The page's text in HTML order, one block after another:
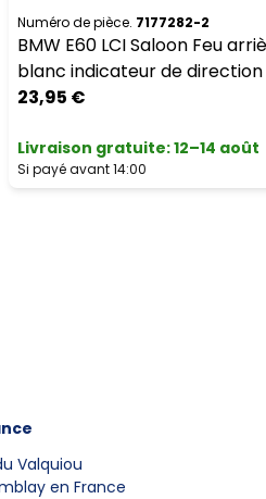
Numéro de pièce. 7177282-2
BMW E60 LCI Saloon Feu
blanc indicateur de
23,95 €
Livraison gratuite:12–14 août
Si payé avant 14:00
Valquiou
en France